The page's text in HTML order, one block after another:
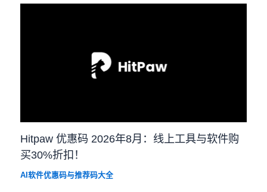
Hitpaw 优惠码 2026年8月：线上工具与软件购
买30%折扣！
AI软件优惠码与推荐码大全